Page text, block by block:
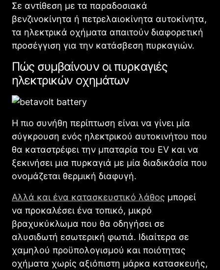
Σε αντίθεση με τα παραδοσιακά
βενζινοκίνητα ή πετρελαιοκίνητα αυτοκίνητα,
τα ηλεκτρικά οχήματα απαιτούν διαφορετική
προσέγγιση για την κατάσβεση πυρκαγιών.
Πώς συμβαίνουν οι πυρκαγιές
ηλεκτρικών οχημάτων
Η πιο συνήθη περίπτωση είναι να γίνει μία
σύγκρουση ενός ηλεκτρικού αυτοκινήτου που
θα καταστρέφει την μπαταρία του EV και να
ξεκινήσει μια πυρκαγιά με μία διαδικάσία που
ονομάζεται θερμική διαφυγή.
Αλλά και ένα κατασκευστικό λάθος μπορεί
να προκαλέσει ένα τοπικό, μικρό
βραχυκύκλωμα που θα οδηγήσει σε
αλυσιδωτή εσωτερική φωτιά. Ιδιαίτερα σε
χαμηλού προϋπολογισμού και ποιότητας
οχήματα χωρίς αξιόπιστη μάρκα κατασκευής,